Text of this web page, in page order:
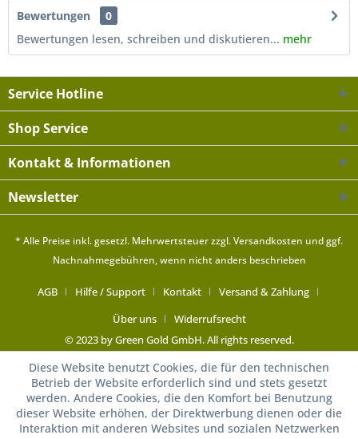
Bewertungen
0
Bewertungen lesen, schreiben und diskutieren... mehr
Service Hotline
Shop Service
Kontakt & Informationen
Newsletter
* Alle Preise inkl. gesetzl. Mehrwertsteuer zzgl.Versandkosten und ggf.
Nachnahmegebühren, wenn nicht anders beschrieben
AGB Hilfe / Support Kontakt
Versand & Zahlung
Über uns
Widerrufsrecht
© 2023 by Green Gold GmbH. All rights reserved.
Diese Website benutzt Cookies, die für den technischen
Betrieb der Website erforderlich sind und stets gesetzt
werden. Andere Cookies, die den Komfort bei Benutzung
dieser Website erhöhen, der Direktwerbung dienen oder die
Interaktion mit anderen Websites und sozialen Netzwerken